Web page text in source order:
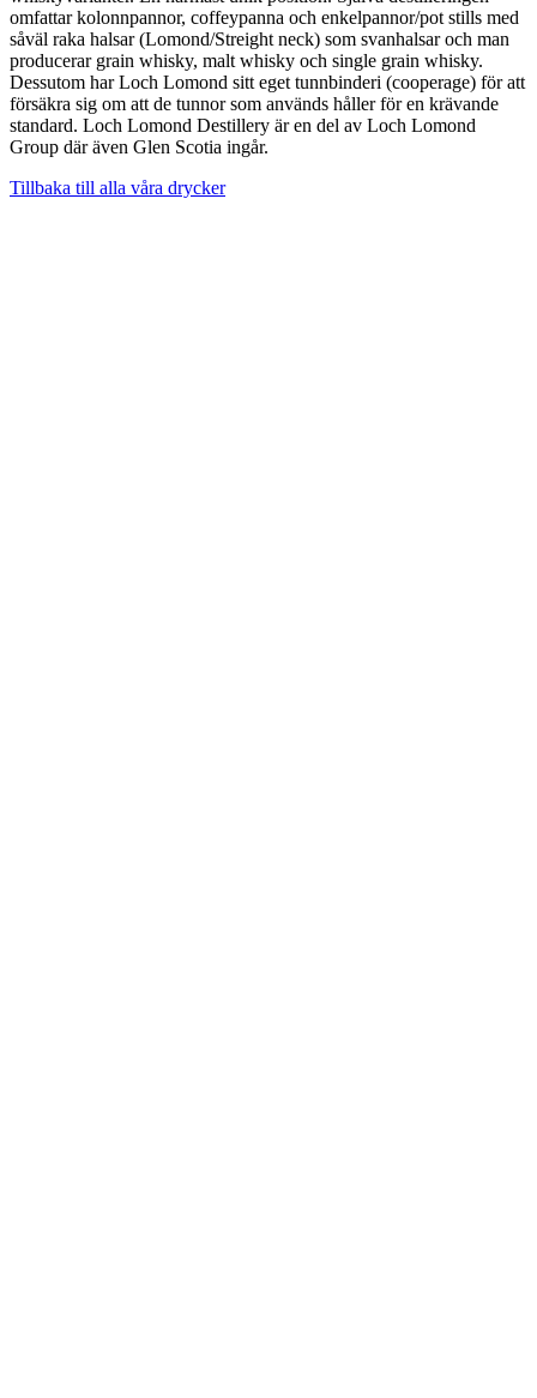
omfattar kolonnpannor, coffeypanna och enkelpannor/pot stills med
såväl raka halsar (Lomond/Streight neck) som svanhalsar och man
producerar grain whisky, malt whisky och single grain whisky.
Dessutom har Loch Lomond sitt eget tunnbinderi (cooperage) för att
försäkra sig om att de tunnor som används håller för en krävande
standard. Loch Lomond Destillery är en del av Loch Lomond
Group där även Glen Scotia ingår.
Tillbaka till alla våra drycker